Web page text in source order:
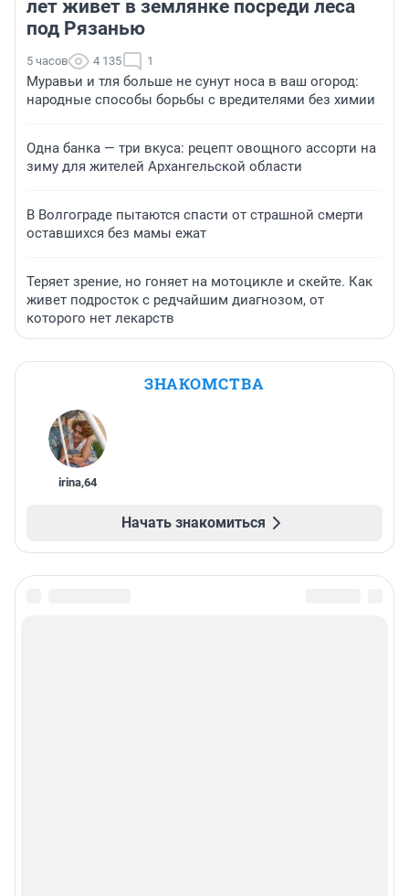
лет живет в землянке посреди леса
под Рязанью
5 часов 4 135 1
Муравьи и тля больше не сунут носа в ваш огород:
народные способы борьбы с вредителями без химии
Одна банка — три вкуса: рецепт овощного ассорти на
зиму для жителей Архангельской области
В Волгограде пытаются спасти от страшной смерти
оставшихся без мамы ежат
Теряет зрение, но гоняет на мотоцикле и скейте. Как
живет подросток с редчайшим диагнозом, от
которого нет лекарств
ЗНАКОМСТВА
irina,64
Начать знакомиться